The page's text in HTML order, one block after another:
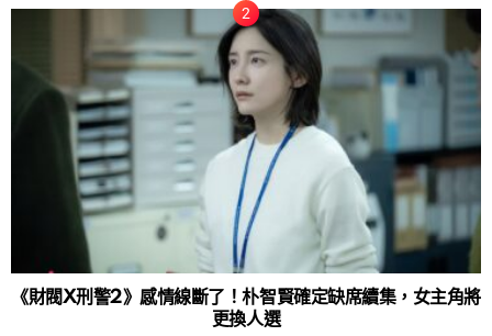
《財閥X刑警2》感情線斷了！朴智賢確定缺席續集，女主角將
更換人選